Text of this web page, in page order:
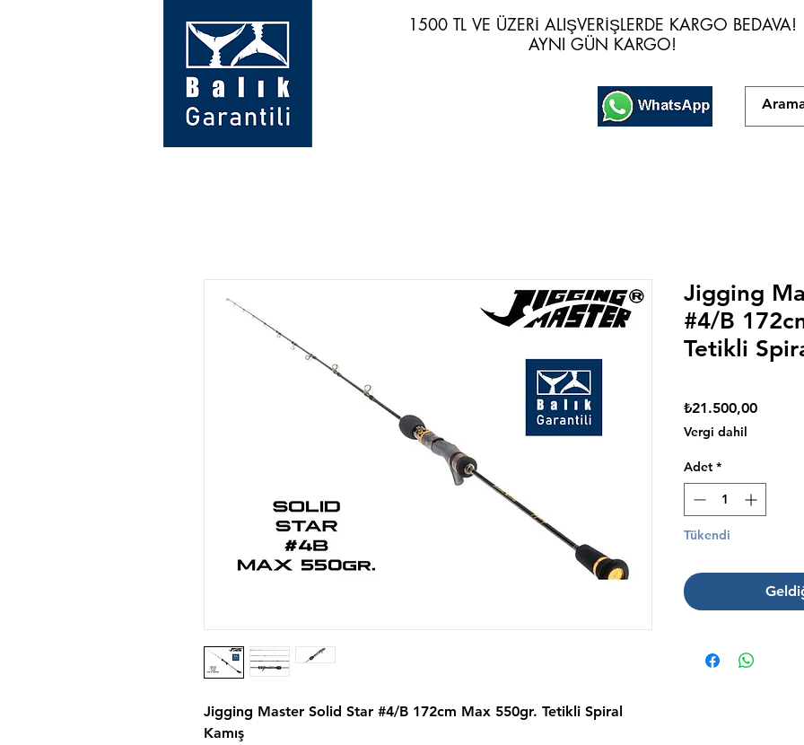
1500 TL VE ÜZERİ ALIŞVERİŞLERDE KARGO BEDAVA!
AYNI GÜN KARGO!
1500 TL VE ÜZERİ ALIŞVERİŞLERDE KARGO BEDAVA!
AYNI GÜN KARGO!
Jigging Master Solid Star #4/B 172cm Max 550gr. Tetikli Spiral
Kamış
Jigging
#4/B
Tetikli
₺21.500,00Fiyat
Vergi dahil
Adet *
Tükendi